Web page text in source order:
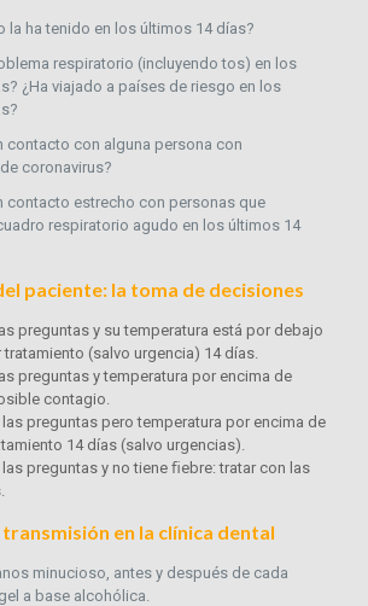
la ha tenido en los últimos 14 días?
respiratorio (incluyendo tos) en los
¿Ha viajado a países de riesgo en los
contacto con alguna persona con
coronavirus?
contacto estrecho con personas que
respiratorio agudo en los últimos 14
paciente: la toma de decisiones
preguntas y su temperatura está por debajo
tratamiento (salvo urgencia) 14 días.
preguntas y temperatura por encima de
contagio.
las preguntas pero temperatura por encima de
14 días (salvo urgencias).
preguntas y no tiene ﬁebre: tratar con las
en la clínica dental
minucioso, antes y después de cada
a base alcohólica.